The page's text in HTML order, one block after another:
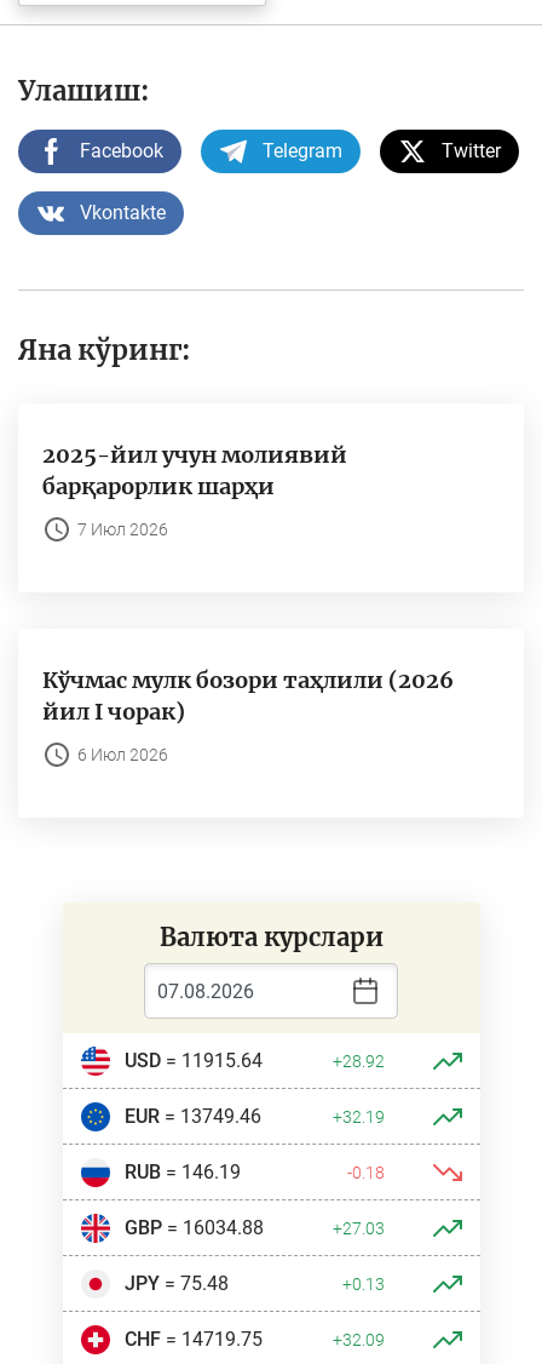
Улашиш:
Facebook Telegram Twitter
Vkontakte
Яна кўринг:
2025-йил учун молиявий
барқарорлик шарҳи
7 Июл 2026
Кўчмас мулк бозори таҳлили (2026
йил I чорак)
6 Июл 2026
Валюта курслари
USD= 11915.64 +28.92
EUR= 13749.46 +32.19
RUB= 146.19 -0.18
GBP= 16034.88 +27.03
JPY= 75.48 +0.13
CHF= 14719.75 +32.09